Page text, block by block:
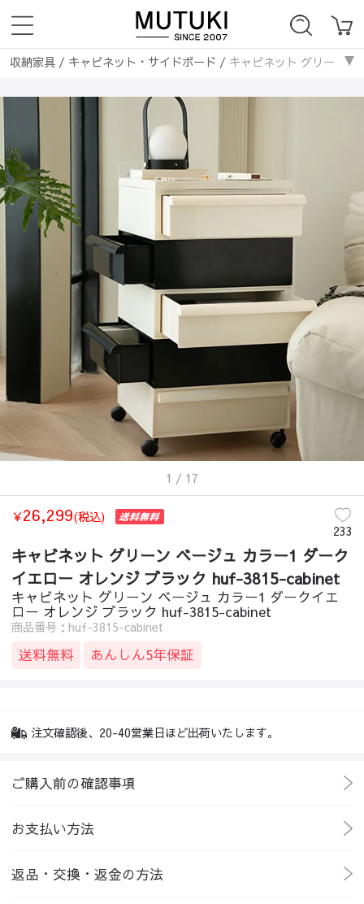
収納家具/ キャビネット・サイドボード / キャビネット グリーン
収納家具
キャビネット グリーン ベージュ カラー1 ダ
収納家具
韓国風 キャビネット グリーン ベージュ カラー1 ダ
1 / 17
￥26,299(税込)
233
キャビネット グリーン ベージュ カラー1 ダーク
イエロー オレンジ ブラック huf-3815-cabinet
キャビネット グリーン ベージュ カラー1 ダークイエ
ロー オレンジ ブラック huf-3815-cabinet
商品番号：huf-3815-cabinet
送料無料 あんしん5年保証
注文確認後、20-40営業日ほど出荷いたします。
ご購入前の確認事項
お支払い方法
返品・交換・返金の方法